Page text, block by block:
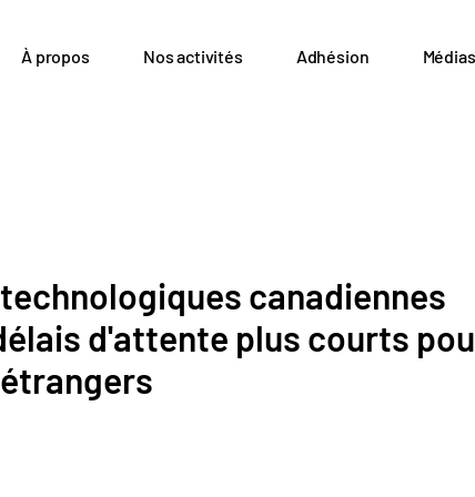
À propos Nos activités Adhésion Médias
canadiennes
d'attente plus courts